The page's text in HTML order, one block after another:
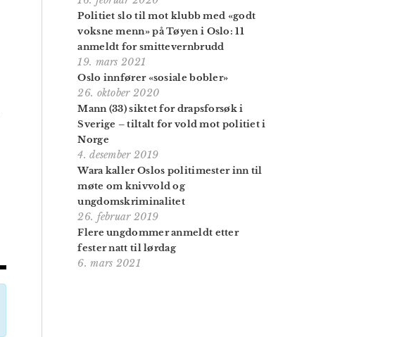
Politiet slo til mot klubb med «godt
voksne menn» på Tøyen i Oslo: 11
anmeldt for smittevernbrudd
19. mars 2021
Oslo innfører «sosiale bobler»
26. oktober 2020
Mann (33) siktet for drapsforsøk i
Sverige – tiltalt for vold mot politiet i
Norge
4. desember 2019
Wara kaller Oslos politimester inn til
møte om knivvold og
ungdomskriminalitet
26. februar 2019
Flere ungdommer anmeldt etter
fester natt til lørdag
6. mars 2021